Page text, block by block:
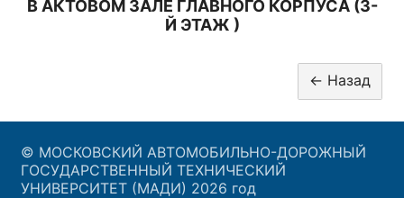
В АКТОВОМ ЗАЛЕ ГЛАВНОГО КОРПУСА (3-
Й ЭТАЖ )
© МОСКОВСКИЙ АВТОМОБИЛЬНО-ДОРОЖНЫЙ
ГОСУДАРСТВЕННЫЙ ТЕХНИЧЕСКИЙ
УНИВЕРСИТЕТ (МАДИ) 2026 год